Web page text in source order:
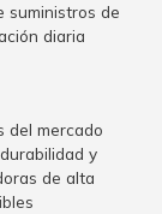
suministros de
diaria
del mercado
y
de alta